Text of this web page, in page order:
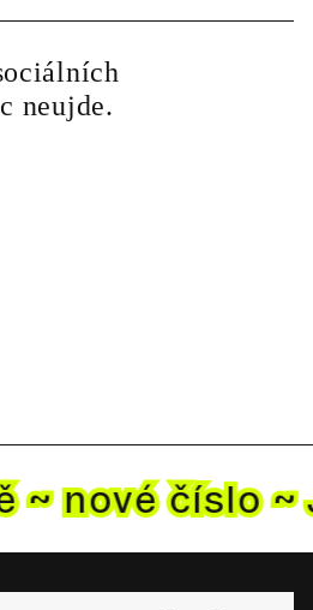
neujde.
~ novéčíslo ~